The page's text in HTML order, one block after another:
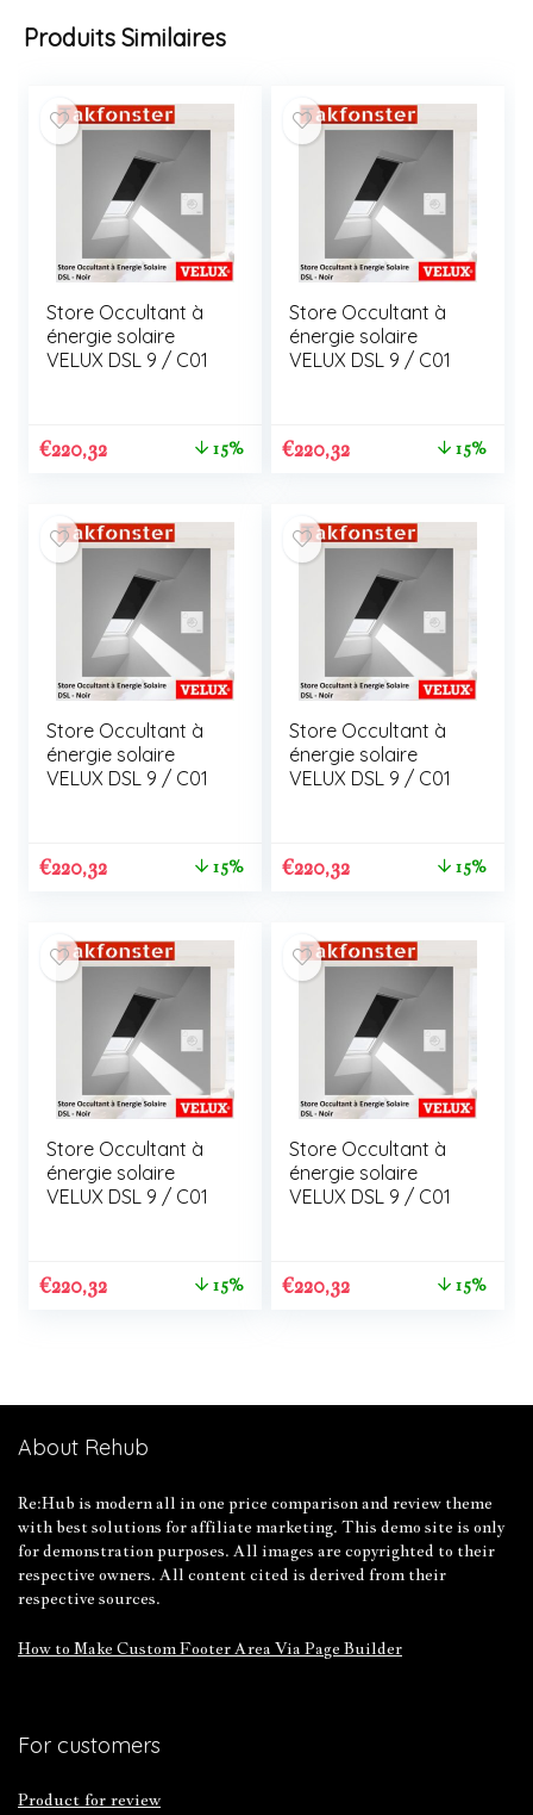
Produits Similaires
Store Occultant à
énergie solaire
VELUX DSL 9 / C01
€220,32 15%
Store Occultant à
énergie solaire
VELUX DSL 9 / C01
€220,32 15%
Store Occultant à
énergie solaire
VELUX DSL 9 / C01
€220,32 15%
Store Occultant à
énergie solaire
VELUX DSL 9 / C01
€220,32 15%
Store Occultant à
énergie solaire
VELUX DSL 9 / C01
€220,32 15%
Store Occultant à
énergie solaire
VELUX DSL 9 / C01
€220,32 15%
About Rehub
Re:Hub is modern all in one price comparison and review theme
with best solutions for affiliate marketing. This demo site is only
for demonstration purposes. All images are copyrighted to their
respective owners. All content cited is derived from their
respective sources.
How to Make Custom Footer Area Via Page Builder
For customers
Product for review